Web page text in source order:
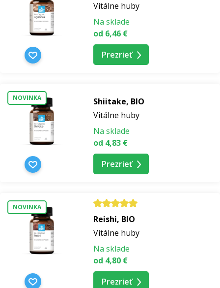
Vitálne huby
Na sklade
od 6,46 €
Prezrieť
NOVINKA
Shiitake, BIO
Vitálne huby
Na sklade
od 4,83 €
Prezrieť
NOVINKA
Reishi, BIO
Vitálne huby
Na sklade
od 4,80 €
Prezrieť